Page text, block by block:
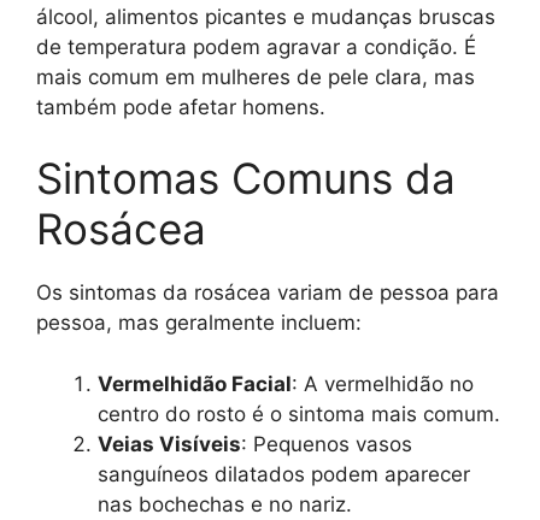
álcool, alimentos picantes e mudanças bruscas
de temperatura podem agravar a condição. É
mais comum em mulheres de pele clara, mas
também pode afetar homens.
Sintomas Comuns da
Rosácea
Os sintomas da rosácea variam de pessoa para
pessoa, mas geralmente incluem:
Vermelhidão Facial: A vermelhidão no
centro do rosto é o sintoma mais comum.
Veias Visíveis: Pequenos vasos
sanguíneos dilatados podem aparecer
nas bochechas e no nariz.